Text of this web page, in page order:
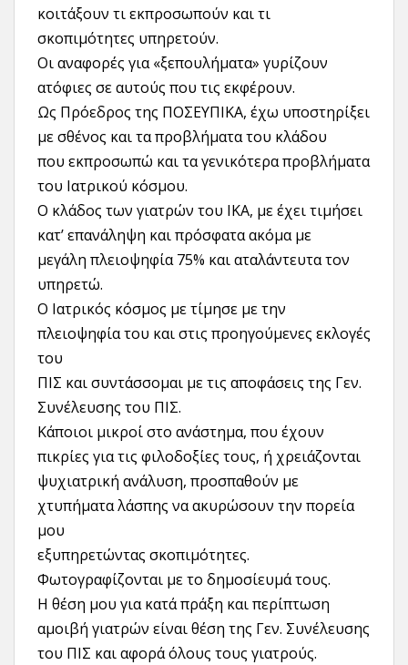
κοιτάξουν τι εκπροσωπούν και τι
σκοπιμότητες υπηρετούν.
Οι αναφορές για «ξεπουλήματα» γυρίζουν
ατόφιες σε αυτούς που τις εκφέρουν.
Ως Πρόεδρος της ΠΟΣΕΥΠΙΚΑ, έχω υποστηρίξει
με σθένος και τα προβλήματα του κλάδου
που εκπροσωπώ και τα γενικότερα προβλήματα
του Ιατρικού κόσμου.
Ο κλάδος των γιατρών του ΙΚΑ, με έχει τιμήσει
κατ’ επανάληψη και πρόσφατα ακόμα με
μεγάλη πλειοψηφία 75% και αταλάντευτα τον
υπηρετώ.
Ο Ιατρικός κόσμος με τίμησε με την
πλειοψηφία του και στις προηγούμενες εκλογές
του
ΠΙΣ και συντάσσομαι με τις αποφάσεις της Γεν.
Συνέλευσης του ΠΙΣ.
Κάποιοι μικροί στο ανάστημα, που έχουν
πικρίες για τις φιλοδοξίες τους, ή χρειάζονται
ψυχιατρική ανάλυση, προσπαθούν με
χτυπήματα λάσπης να ακυρώσουν την πορεία
μου
εξυπηρετώντας σκοπιμότητες.
Φωτογραφίζονται με το δημοσίευμά τους.
Η θέση μου για κατά πράξη και περίπτωση
αμοιβή γιατρών είναι θέση της Γεν. Συνέλευσης
του ΠΙΣ και αφορά όλους τους γιατρούς.